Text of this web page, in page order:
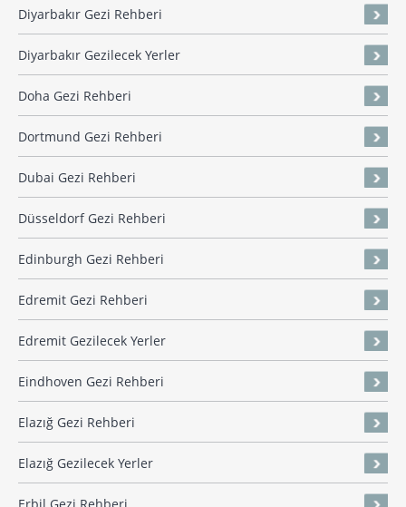
Diyarbakır Gezi Rehberi
Diyarbakır Gezilecek Yerler
Doha Gezi Rehberi
Dortmund Gezi Rehberi
Dubai Gezi Rehberi
Düsseldorf Gezi Rehberi
Edinburgh Gezi Rehberi
Edremit Gezi Rehberi
Edremit Gezilecek Yerler
Eindhoven Gezi Rehberi
Elazığ Gezi Rehberi
Elazığ Gezilecek Yerler